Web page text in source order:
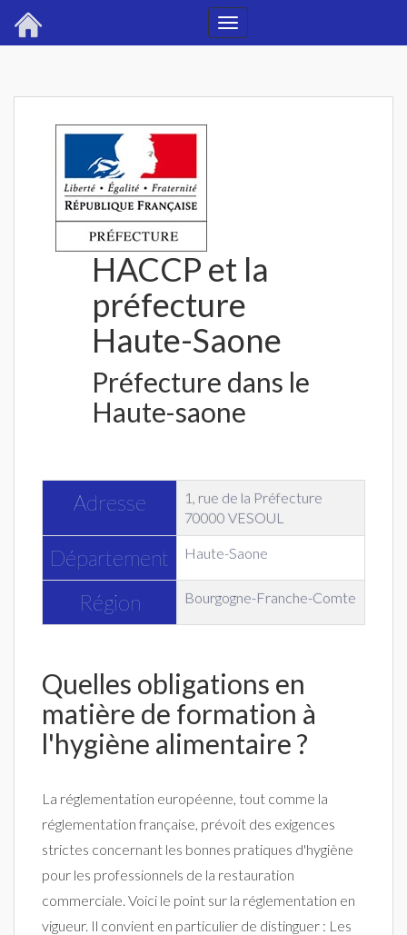
Toggle
HACCP et la
préfecture
Haute-Saone
Préfecture dans le
Haute-saone
Adresse
1, rue de la Préfecture
70000 VESOUL
Département Haute-Saone
Région Bourgogne-Franche-Comte
Quelles obligations en
matière de formation à
l'hygiène alimentaire ?
La réglementation européenne, tout comme la
réglementation française, prévoit des exigences
strictes concernant les bonnes pratiques d'hygiène
pour les professionnels de la restauration
commerciale. Voici le point sur la réglementation en
vigueur. Il convient en particulier de distinguer : Les